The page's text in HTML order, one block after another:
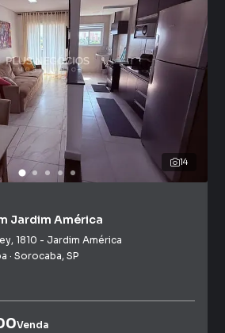
14
Jardim América
, 1810 - Jardim América
· Sorocaba, SP
Venda